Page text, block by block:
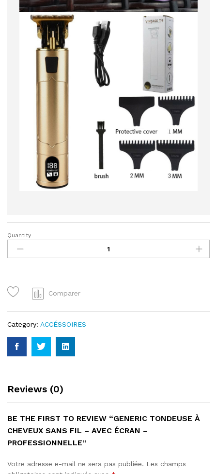
Generic
Tondeuse
à
fil
avec
écran
Professionnelle
quantity
Quantity
Comparer
Category: ACCÉSSOIRES
Reviews (0)
BE THE FIRST TO REVIEW “GENERIC TONDEUSE À
CHEVEUX SANS FIL – AVEC ÉCRAN –
PROFESSIONNELLE”
Votre adresse e-mail ne sera pas publiée. Les champs